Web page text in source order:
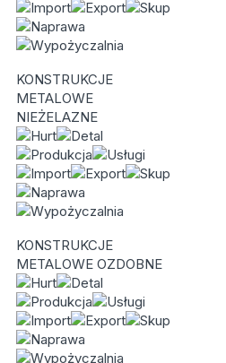
KONSTRUKCJE
METALOWE
NIEŻELAZNE
KONSTRUKCJE
METALOWE OZDOBNE